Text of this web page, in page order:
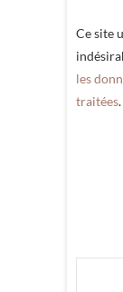
Ce site
les
traitées.